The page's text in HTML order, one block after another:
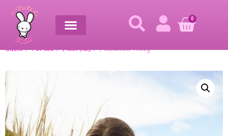
0
Inicio/Porteo/Mochilas/ Manduca Navy